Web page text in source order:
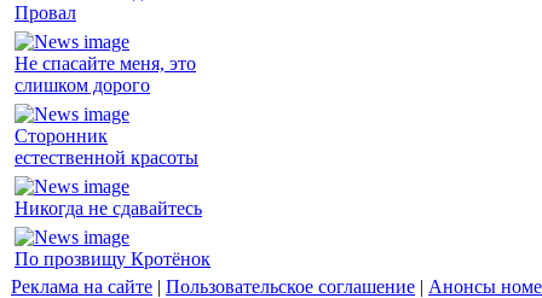
Провал
Не спасайте меня, это
слишком дорого
Сторонник
естественной красоты
Никогда не сдавайтесь
По прозвищу Кротёнок
Реклама на сайте | Пользовательское соглашение | Анонсы